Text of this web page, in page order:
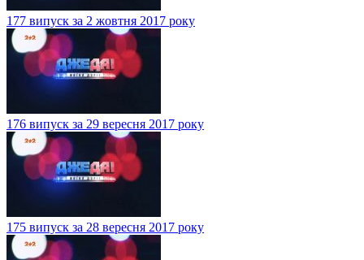
177 випуск за 2 жовтня 2017 року
176 випуск за 29 вересня 2017 року
175 випуск за 28 вересня 2017 року